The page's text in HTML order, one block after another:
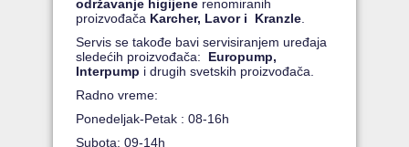
održavanje higijene renomiranih
proizvođača Karcher, Lavor i Kranzle.
Servis se takođe bavi servisiranjem uređaja
sledećih proizvođača: Europump,
Interpump i drugih svetskih proizvođača.
Radno vreme:
Ponedeljak-Petak : 08-16h
Subota: 09-14h